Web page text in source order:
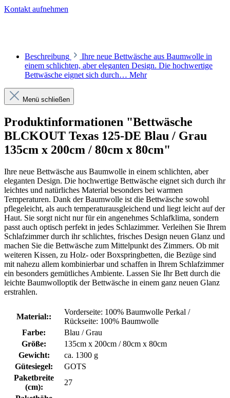
Kontakt aufnehmen
Beschreibung
Ihre neue Bettwäsche aus Baumwolle in
einem schlichten, aber eleganten Design. Die hochwertige
Bettwäsche eignet sich durch… Mehr
Menü schließen
Produktinformationen "Bettwäsche
BLCKOUT Texas 125-DE Blau / Grau
135cm x 200cm / 80cm x 80cm"
Ihre neue Bettwäsche aus Baumwolle in einem schlichten, aber
eleganten Design. Die hochwertige Bettwäsche eignet sich durch ihr
leichtes und natürliches Material besonders bei warmen
Temperaturen. Dank der Baumwolle ist die Bettwäsche sowohl
pflegeleicht, als auch temperaturausgleichend und liegt leicht auf der
Haut. Sie sorgt nicht nur für ein angenehmes Schlafklima, sondern
passt auch optisch perfekt in jedes Schlazimmer. Verleihen Sie Ihrem
Schlafzimmer durch ihr schlichtes, frisches Design neuen Glanz und
machen Sie die Bettwäsche zum Mittelpunkt des Zimmers. Ob mit
weiteren Kissen, zu Holz- oder Boxspringbetten, die Bezüge sind
mit nahezu allem kombinierbar und schaffen in Ihrem Schlafzimmer
ein besonders gemütliches Ambiente. Lassen Sie Ihr Bett durch die
leichte Baumwolloptik der Bettwäsche in einem ganz neuen Glanz
erstrahlen.
Material::
Vorderseite: 100% Baumwolle Perkal /
Rückseite: 100% Baumwolle
Farbe:
Blau / Grau
Größe:
135cm x 200cm / 80cm x 80cm
Gewicht:
ca. 1300 g
Gütesiegel:
GOTS
Paketbreite
(cm):
27